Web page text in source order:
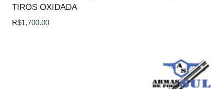
TIROS OXIDADA
R$1,700.00